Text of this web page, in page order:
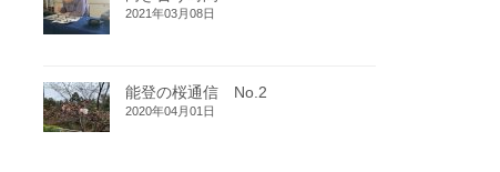
2021年03月08日
能登の桜通信 No.2
2020年04月01日